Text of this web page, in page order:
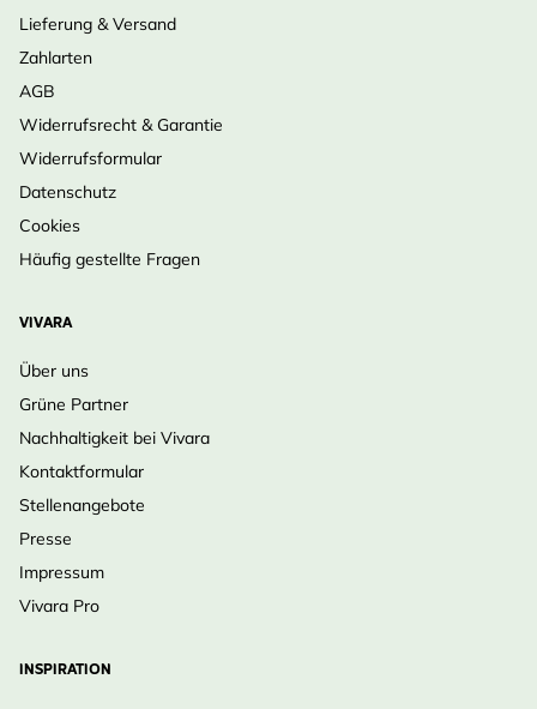
Wissenschaftlich bewiesen:
(Kategorie A) getestet.
Einfache Montage:
abziehen, aufkleben, schützen.
Flexible Optionen:
50 m (für 5 m²) Rollen.
Jeder Punkt zählt – damit Vögel überleben und
gedeihen können!
Lieferung & Versand
Zahlarten
AGB
Widerrufsrecht & Garantie
Widerrufsformular
Datenschutz
Cookies
Häufig gestellte Fragen
VIVARA
Über uns
Grüne Partner
Nachhaltigkeit bei Vivara
Kontaktformular
Stellenangebote
Presse
Impressum
Vivara Pro
INSPIRATION